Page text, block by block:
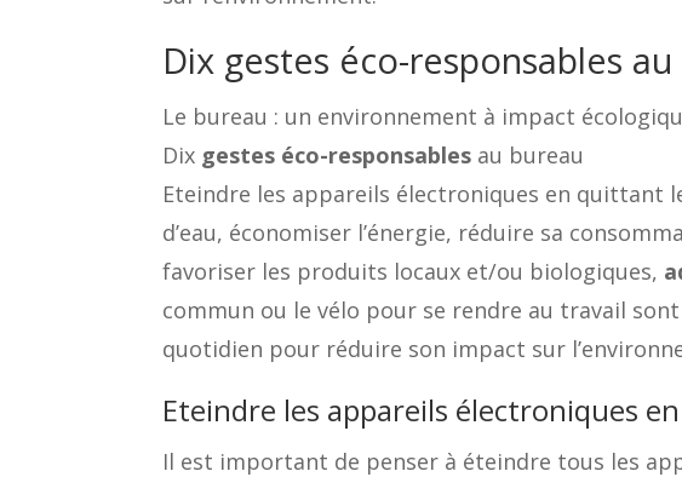
Dix gestes éco-responsables
Le bureau : un environnement à impact
Dix gestes éco-responsables au bureau
Eteindre les appareils électroniques en
d’eau, économiser l’énergie, réduire sa
favoriser les produits locaux et/ou biologiques,
commun ou le vélo pour se rendre au travail
quotidien pour réduire son impact sur
Eteindre les appareils électroniques
Il est important de penser à éteindre tous les